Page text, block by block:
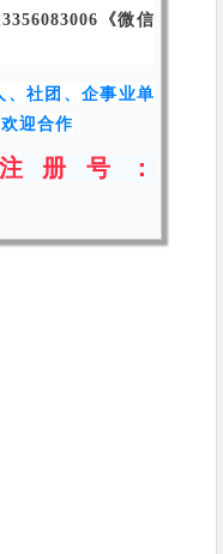
《微信
、社团、企事业单
迎合作
册号：